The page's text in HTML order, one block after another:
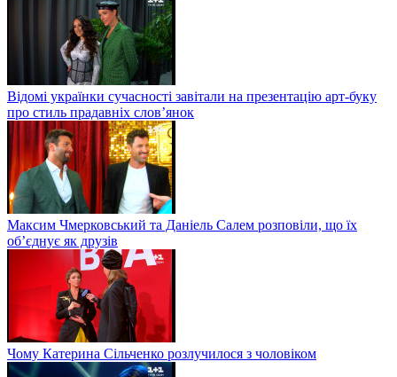
Відомі українки сучасності завітали на презентацію арт-буку
про стиль прадавніх слов’янок
Максим Чмерковський та Даніель Салем розповіли, що їх
об’єднує як друзів
Чому Катерина Сільченко розлучилося з чоловіком